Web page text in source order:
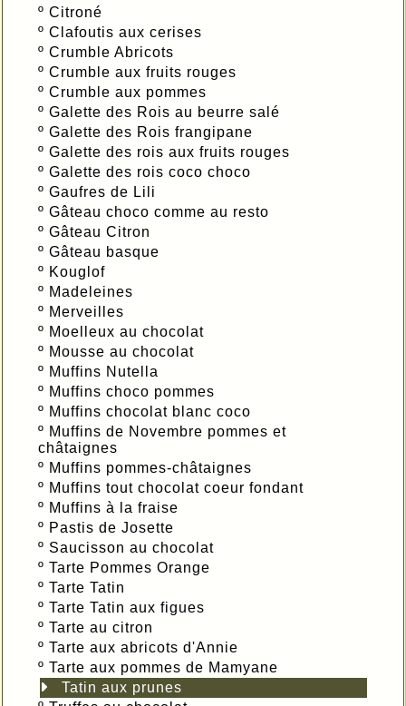
º Citroné
º Clafoutis aux cerises
º Crumble Abricots
º Crumble aux fruits rouges
º Crumble aux pommes
º Galette des Rois au beurre salé
º Galette des Rois frangipane
º Galette des rois aux fruits rouges
º Galette des rois coco choco
º Gaufres de Lili
º Gâteau choco comme au resto
º Gâteau Citron
º Gâteau basque
º Kouglof
º Madeleines
º Merveilles
º Moelleux au chocolat
º Mousse au chocolat
º Muffins Nutella
º Muffins choco pommes
º Muffins chocolat blanc coco
º Muffins de Novembre pommes et
châtaignes
º Muffins pommes-châtaignes
º Muffins tout chocolat coeur fondant
º Muffins à la fraise
º Pastis de Josette
º Saucisson au chocolat
º Tarte Pommes Orange
º Tarte Tatin
º Tarte Tatin aux figues
º Tarte au citron
º Tarte aux abricots d'Annie
º Tarte aux pommes de Mamyane
Tatin aux prunes